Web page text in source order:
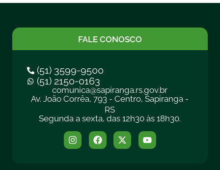
FALE CONOSCO
(51) 3599-9500
(51) 2150-0163
comunica@sapiranga.rs.gov.br
Av. João Corrêa, 793 - Centro, Sapiranga -
RS
Segunda a sexta, das 12h30 às 18h30.